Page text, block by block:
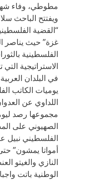
مطوطي، وفاء
ويفتتح الباحث
“القضية
غزة” حيث يناصر
الفلسطينية
الاستراتيجية
في البلدان
يوميات الكاتب
اللداوي عن
مجموعها رصد
الصهيوني على
الفلسطيني نبيل
أمواتا يمشون”
النازي والغيتو
الوطنية باتت